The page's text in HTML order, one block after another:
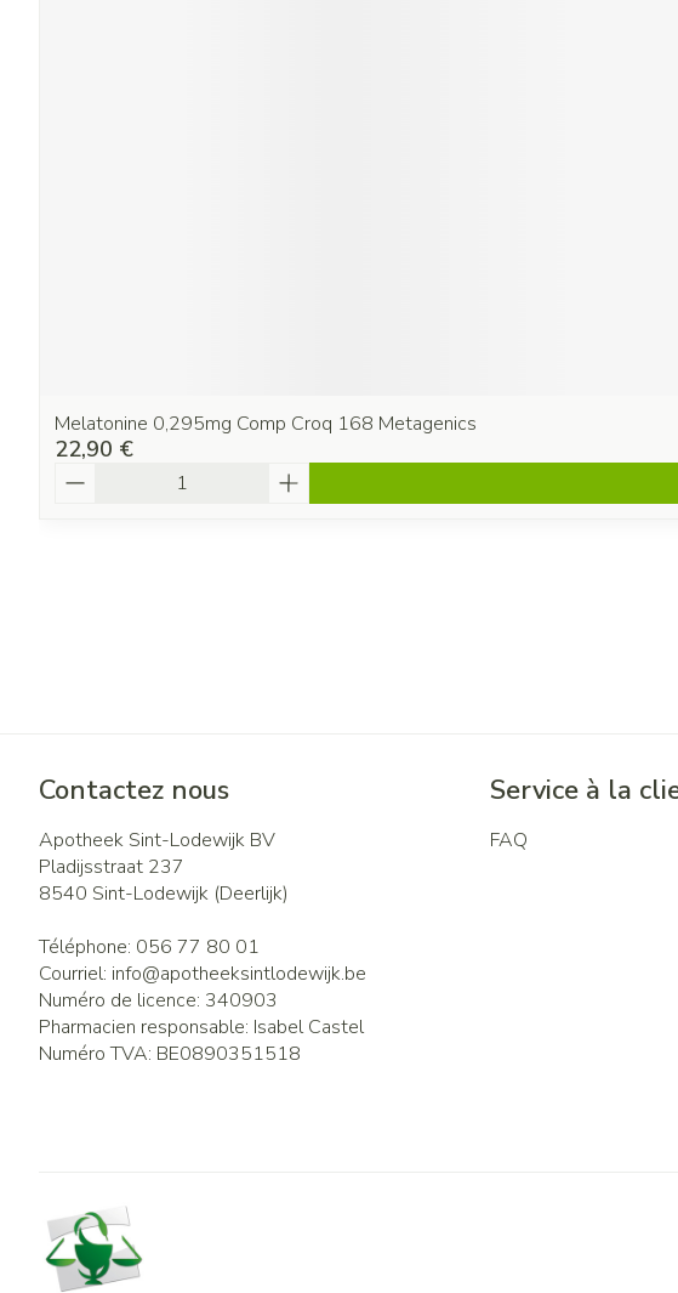
Melatonine 0,295mg Comp Croq 168 Metagenics
22,90 €
Contactez nous
Apotheek Sint-Lodewijk BV
Pladijsstraat 237
8540 Sint-Lodewijk (Deerlijk)
Téléphone: 056 77 80 01
Courriel: info@apotheeksintlodewijk.be
Numéro de licence: 340903
Pharmacien responsable: Isabel Castel
Numéro TVA: BE0890351518
Service à la
FAQ